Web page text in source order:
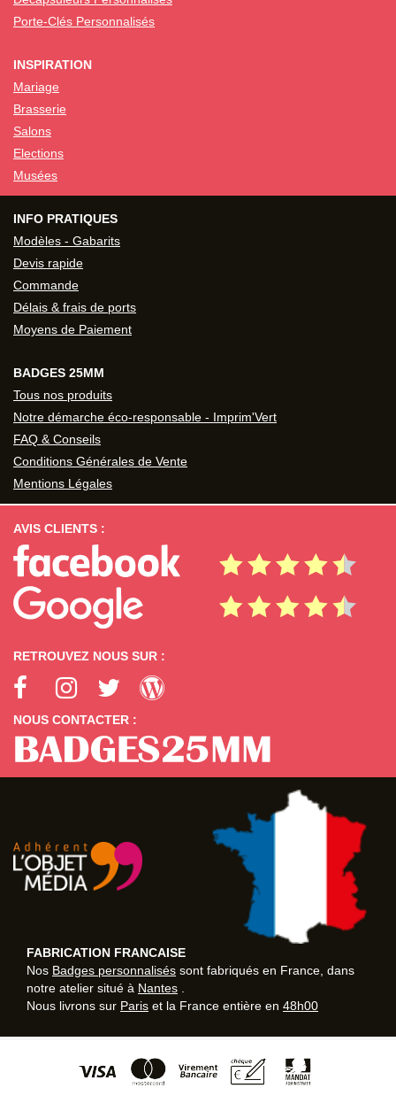
Porte-Clés Personnalisés
INSPIRATION
Mariage
Brasserie
Salons
Elections
Musées
INFO PRATIQUES
Modèles - Gabarits
Devis rapide
Commande
Délais & frais de ports
Moyens de Paiement
BADGES 25MM
Tous nos produits
Notre démarche éco-responsable - Imprim'Vert
FAQ & Conseils
Conditions Générales de Vente
Mentions Légales
AVIS CLIENTS :
RETROUVEZ NOUS SUR :
NOUS CONTACTER :
FABRICATION FRANCAISE
Nos Badges personnalisés sont fabriqués en France, dans
notre atelier situé à Nantes
Nous livrons sur Paris et la France entière en 48h00